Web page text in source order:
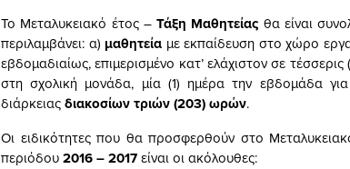
Το Μεταλυκειακό έτος –Τάξη Μαθητείας θα είναι
περιλαμβάνει: α) μαθητεία με εκπαίδευση στο χώρο
εβδομαδιαίως, επιμερισμένο κατ’ ελάχιστον σε
στη σχολική μονάδα, μία (1) ημέρα την εβδομάδα
διάρκειαςδιακοσίων τριών (203) ωρών.
Οι ειδικότητες που θα προσφερθούν στο
περιόδου2016 – 2017είναι οι ακόλουθες: